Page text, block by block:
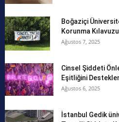
Boğaziçi
Korunma Kılavuzu
Ağustos 7, 2025
Cinsel Şiddeti
Eşitliğini
Ağustos 6, 2025
İstanbul Gedik